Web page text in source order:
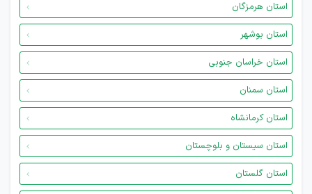
استان هرمزگان
استان بوشهر
استان خراسان جنوبی
استان سمنان
استان کرمانشاه
استان سیستان و بلوچستان
استان گلستان